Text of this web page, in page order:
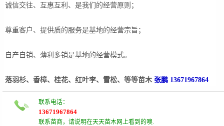
诚信交往、互惠互利、是我们的经营原则；
尊重客户、提供质的服务是基地的经营宗旨；
自产自销、薄利多销是基地的经营模式。
落羽杉、香樟、桂花、红叶李、雪松、等等苗木 张鹏 13671967864
联系电话：
13671967864
联系苗商，请说明在天天苗木网上看到的噢.